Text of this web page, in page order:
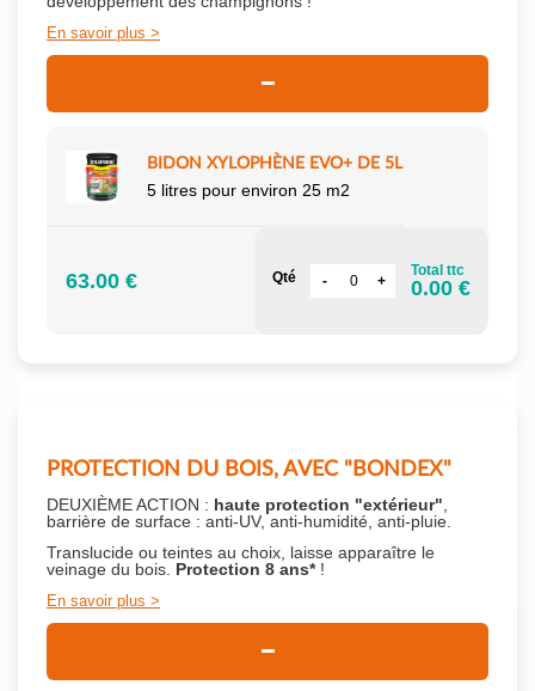
En savoir plus
BIDON XYLOPHÈNE EVO+ DE 5L
5 litres pour environ 25 m2
63.00 € Qté Total ttc
0.00 €
PROTECTION DU BOIS, AVEC "BONDEX"
DEUXIÈME ACTION : haute protection "extérieur"
barrière de surface : anti-UV, anti-humidité, anti-pluie.
Translucide ou teintes au choix, laisse apparaître le
veinage du bois. Protection 8 ans*!
En savoir plus